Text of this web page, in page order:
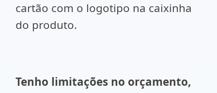
cartão com o logotipo na caixinha
do produto.
Tenho limitações no orçamento,